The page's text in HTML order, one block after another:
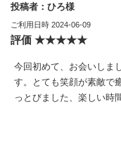
投稿者：ひろ様
ご利用日時 2024-06-09
評価 ★★★★★
今回初めて、お会いしま
す。とても笑顔が素敵で
っとびました、楽しい時